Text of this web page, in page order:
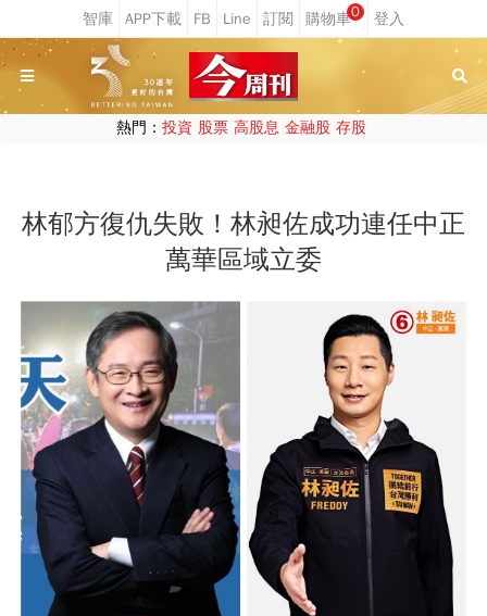
0
熱門： 投資 股票 高股息 金融股 存股
林郁方復仇失敗！林昶佐成功連任中正
萬華區域立委